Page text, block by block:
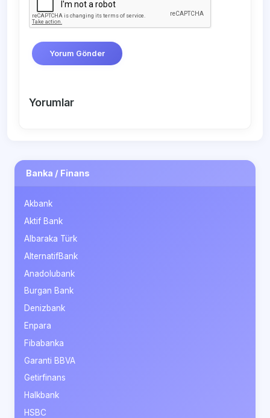
Yorum Gönder
Yorumlar
Banka / Finans
Akbank
Aktif Bank
Albaraka Türk
AlternatifBank
Anadolubank
Burgan Bank
Denizbank
Enpara
Fibabanka
Garanti BBVA
Getirfinans
Halkbank
HSBC